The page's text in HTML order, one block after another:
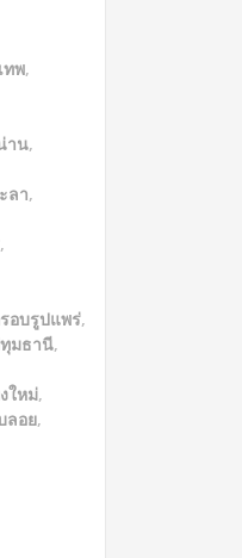
ทพ,
าน,
ลา,
,
อบรูปแพร่,
มธานี,
ใหม่,
ลอย,